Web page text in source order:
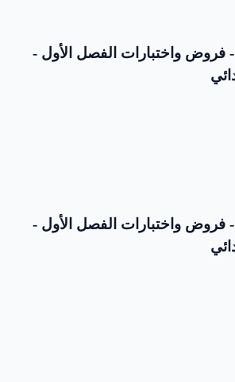
الموضوع رقم 154 - فروض واختبارات الفصل الأول -
الموضوع رقم 153 - فروض واختبارات الفصل الأول -